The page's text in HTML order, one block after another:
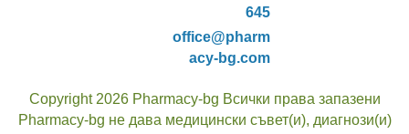
645
office@pharm
acy-bg.com
Copyright 2026 Pharmacy-bg Всички права запазени
Pharmacy-bg не дава медицински съвет(и), диагнози(и)